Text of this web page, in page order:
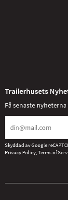
Trailerhusets
Få senaste
Skyddad av Google
Privacy Policy, Terms of